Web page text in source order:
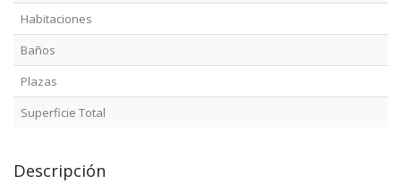
Habitaciones
Baños
Plazas
Superficie Total
Descripción